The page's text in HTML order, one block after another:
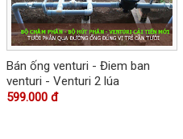
Bán ống venturi - Điem ban
venturi - Venturi 2 lúa
599.000 đ